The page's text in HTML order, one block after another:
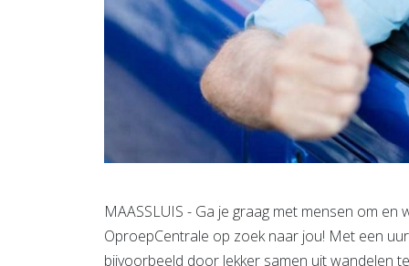
MAASSLUIS - Ga je graag met mensen om
OproepCentrale op zoek naar jou! Met een
bijvoorbeeld door lekker samen uit wandelen